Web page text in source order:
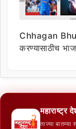
Chhagan
करण्यासाठीच
महाराष्ट्र
ताज्या